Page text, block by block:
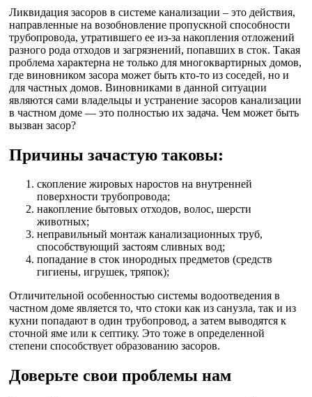
Ликвидация засоров в системе канализации – это действия,
направленные на возобновление пропускной способности
трубопровода, утратившего ее из-за накопления отложений
разного рода отходов и загрязнений, попавших в сток. Такая
проблема характерна не только для многоквартирных домов,
где виновником засора может быть кто-то из соседей, но и
для частных домов. Виновниками в данной ситуации
являются сами владельцы и устранение засоров канализации
в частном доме — это полностью их задача. Чем может быть
вызван засор?
Причины зачастую таковы:
скопление жировых наростов на внутренней
поверхности трубопровода;
накопление бытовых отходов, волос, шерсти
животных;
неправильный монтаж канализационных труб,
способствующий застоям сливных вод;
попадание в сток инородных предметов (средств
гигиены, игрушек, тряпок);
Отличительной особенностью системы водоотведения в
частном доме является то, что стоки как из санузла, так и из
кухни попадают в один трубопровод, а затем выводятся к
сточной яме или к септику. Это тоже в определенной
степени способствует образованию засоров.
Доверьте свои проблемы нам